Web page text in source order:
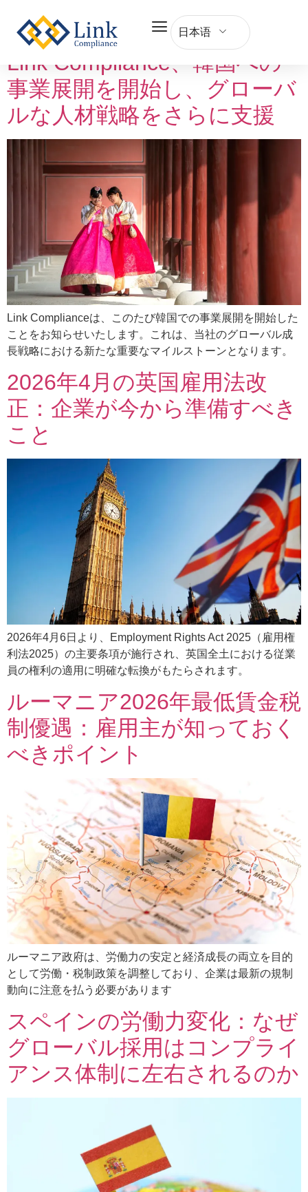
日本语
Tag:EOR
Link Compliance、韓国への
事業展開を開始し、グローバ
ルな人材戦略をさらに支援
Link Complianceは、このたび韓国での事業展開を開始した
ことをお知らせいたします。これは、当社のグローバル成
長戦略における新たな重要なマイルストーンとなります。
2026年4月の英国雇用法改
正：企業が今から準備すべき
こと
2026年4月6日より、Employment Rights Act 2025（雇用権
利法2025）の主要条項が施行され、英国全土における従業
員の権利の適用に明確な転換がもたらされます。
ルーマニア2026年最低賃金税
制優遇：雇用主が知っておく
べきポイント
ルーマニア政府は、労働力の安定と経済成長の両立を目的
として労働・税制政策を調整しており、企業は最新の規制
動向に注意を払う必要があります
スペインの労働力変化：なぜ
グローバル採用はコンプライ
アンス体制に左右されるのか